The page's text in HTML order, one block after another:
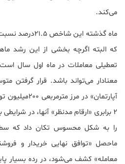
می‌کند.
ماه گذشته این
که البته اگرچه بخشی از این رشد
تعطیلی معاملات در ماه اول سال
معنادار می‌تواند باشد. قرار گرفتن
آپارتمان» در
2 برابری «ارقام مدنظر» آنها، در
را به شکل محسوس تکان داد که
ماحصل «توافق نهایی خریدار و
معامله» کشف می‌شود، در رده بسیار